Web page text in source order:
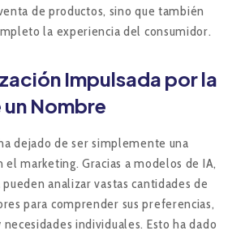
de productos, sino que también
la experiencia del consumidor.
Impulsada por la
un Nombre
dejado de ser simplemente una
el marketing. Gracias a modelos de IA,
analizar vastas cantidades de
para comprender sus preferencias,
individuales. Esto ha dado